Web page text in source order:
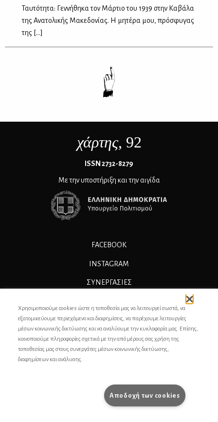
Ταυτότητα: Γεννήθηκα τον Μάρτιο του 1939 στην Καβάλα
της Ανατολικής Μακεδονίας. Η μητέρα μου, πρόσφυγας
της [...]
χάρτης, 92
ΙSSN 2732-8279
Με την υποστήριξη και την αιγίδα
FACEBOOK
INSTAGRAM
ΣΥΝΕΡΓΑΣΊΕΣ
ΕΠΙΚΟΙΝΩΝΙΑ
ΣΥΝΤΕΛΕΣΤΕΣ
ΟΡΟΙ ΧΡΗΣΗΣ
Χρησιμοποιούμε cookies ώστε η τοποθεσία μας να λειτουργεί σωστά, να
εξατομικεύουμε περιεχόμενο και διαφημίσεις, να παρέχουμε λειτουργίες
μέσων κοινωνικής δικτύωσης και να αναλύουμε την κυκλοφορία μας. Επίσης,
κοινοποιούμε πληροφορίες σχετικά με την από μέρους σας χρήση της
τοποθεσίας μας στους συνεργάτες μέσων κοινωνικής δικτύωσης,
διαφημίσεων και ανάλυσης.
Αποδοχή των cookies